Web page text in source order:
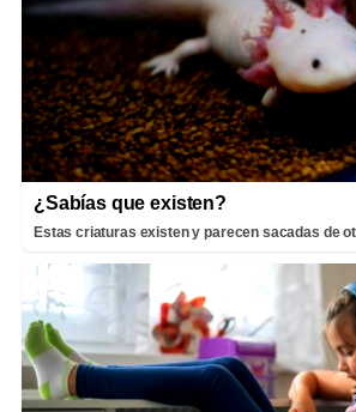
¿Sabías que existen?
Estas criaturas existen y parecen sacadas de